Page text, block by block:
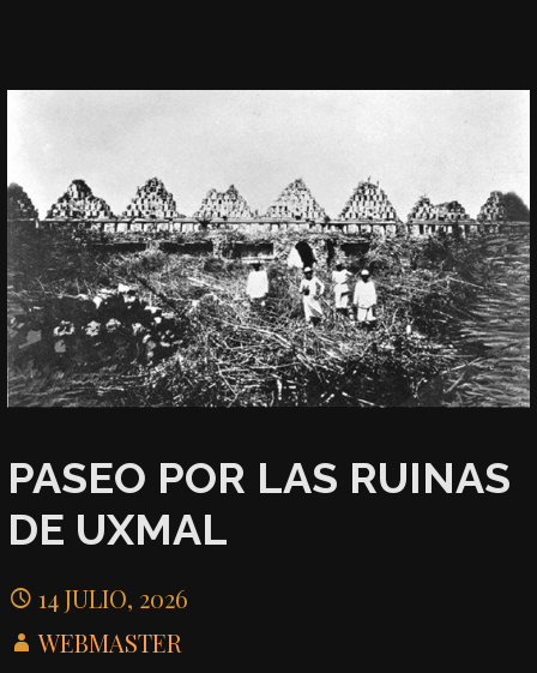
PASEO POR LAS RUINAS
DE UXMAL
14 JULIO, 2026
WEBMASTER